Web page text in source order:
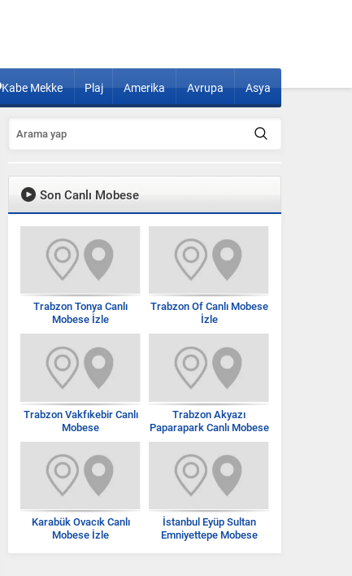
Kabe Mekke Plaj Amerika Avrupa Asya
Son Canlı Mobese
Trabzon Tonya Canlı
Mobese İzle
Trabzon Of Canlı Mobese
İzle
Trabzon Vakfıkebir Canlı
Mobese
Trabzon Akyazı
Paparapark Canlı Mobese
İzle
Karabük Ovacık Canlı
Mobese İzle
İstanbul Eyüp Sultan
Emniyettepe Mobese